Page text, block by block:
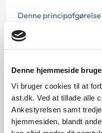
Denne hjemmeside
Vi bruger cookies til at
ast.dk. Ved at tillade alle
Ankestyrelsen samt
hjemmesiden, blandt
Denne
2019, da den ikke
Paragraf
§ 29 § 2 § 13b § 25 § 29n
Journalnummer
2000451-03